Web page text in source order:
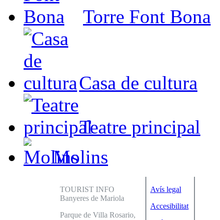
Torre Font Bona
Casa de cultura
Teatre principal
Molins
TOURIST INFO
Banyeres de Mariola
Parque de Villa Rosario,
Avís legal
Accesibilitat